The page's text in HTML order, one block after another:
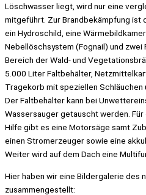
Löschwasser liegt, wird nur eine
mitgeführt. Zur Brandbekämpfung ist
ein Hydroschild, eine
Nebellöschsystem (Fognail) und zwei
Bereich der Wald- und
5.000 Liter Faltbehälter,
Tragekorb mit speziellen Schläuchen
Der Faltbehälter kann bei
Wassersauger getauscht werden.
Hilfe gibt es eine Motorsäge samt
einen Stromerzeuger sowie eine
Weiter wird auf dem Dach eine
Hier haben wir eine Bildergalerie des
zusammengestellt: